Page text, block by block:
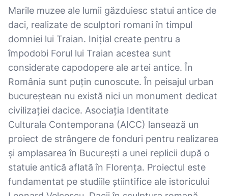
Marile muzee ale lumii găzduiesc statui antice de
daci, realizate de sculptori romani în timpul
domniei lui Traian. Inițial create pentru a
împodobi Forul lui Traian acestea sunt
considerate capodopere ale artei antice. În
România sunt puțin cunoscute. În peisajul urban
bucureștean nu există nici un monument dedicat
civilizației dacice. Asociația Identitate
Culturala Contemporana (AICC) lansează un
proiect de strângere de fonduri pentru realizarea
și amplasarea în București a unei replicii după o
statuie antică aflată în Florența. Proiectul este
fundamentat pe studiile știintifice ale istoricului